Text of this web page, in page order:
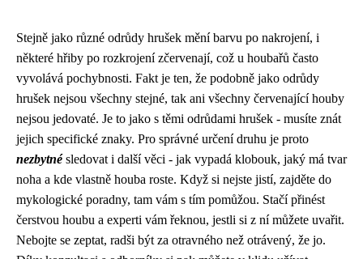
Stejně jako různé odrůdy hrušek mění barvu po nakrojení, i
některé hřiby po rozkrojení zčervenají, což u houbařů často
vyvolává pochybnosti. Fakt je ten, že podobně jako odrůdy
hrušek nejsou všechny stejné, tak ani všechny červenající houby
nejsou jedovaté. Je to jako s těmi odrůdami hrušek - musíte znát
jejich specifické znaky. Pro správné určení druhu je proto
nezbytnésledovat i další věci - jak vypadá klobouk, jaký má tvar
noha a kde vlastně houba roste. Když si nejste jistí, zajděte do
mykologické poradny, tam vám s tím pomůžou. Stačí přinést
čerstvou houbu a experti vám řeknou, jestli si z ní můžete uvařit.
Nebojte se zeptat, radši být za otravného než otrávený, že jo.